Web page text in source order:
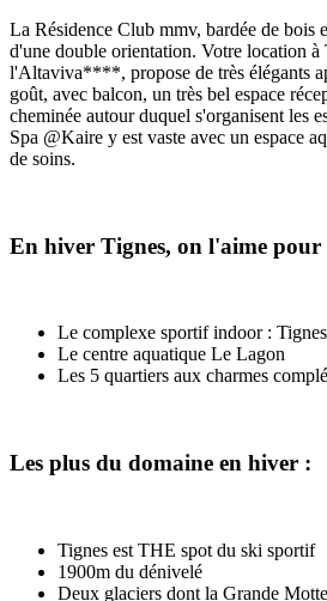
La Résidence Club mmv, bardée de bois
d'une double orientation. Votre location à
l'Altaviva****, propose de très élégants
goût, avec balcon, un très bel espace
cheminée autour duquel s'organisent les
Spa @Kaire y est vaste avec un espace
de soins.
En hiver Tignes, on l'aime pour
Le complexe sportif indoor :
Le centre aquatique Le Lagon
Les 5 quartiers aux charmes
Les plus du domaine en hiver :
Tignes est THE spot du ski sportif
1900m du dénivelé
Deux glaciers dont la Grande Motte